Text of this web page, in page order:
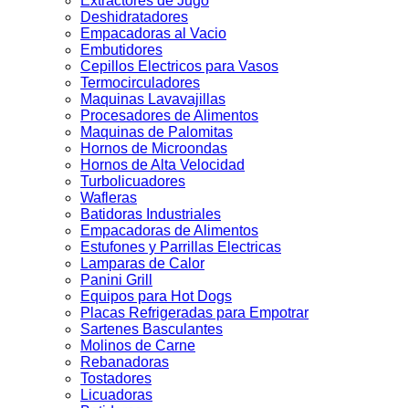
Deshidratadores
Empacadoras al Vacio
Embutidores
Cepillos Electricos para Vasos
Termocirculadores
Maquinas Lavavajillas
Procesadores de Alimentos
Maquinas de Palomitas
Hornos de Microondas
Hornos de Alta Velocidad
Turbolicuadores
Wafleras
Batidoras Industriales
Empacadoras de Alimentos
Estufones y Parrillas Electricas
Lamparas de Calor
Panini Grill
Equipos para Hot Dogs
Placas Refrigeradas para Empotrar
Sartenes Basculantes
Molinos de Carne
Rebanadoras
Tostadores
Licuadoras